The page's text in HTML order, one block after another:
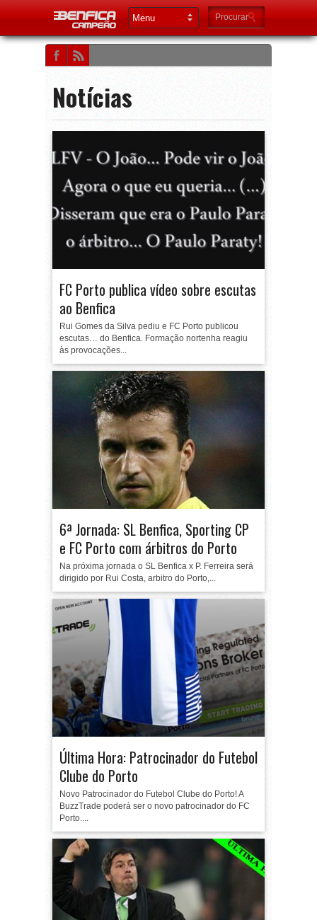
Notícias
FC Porto publica vídeo sobre escutas
ao Benfica
Rui Gomes da Silva pediu e FC Porto publicou
escutas… do Benfica. Formação nortenha reagiu
às provocações...
6ª Jornada: SL Benfica, Sporting CP
e FC Porto com árbitros do Porto
Na próxima jornada o SL Benfica x P. Ferreira será
dirigido por Rui Costa, arbitro do Porto,...
Última Hora: Patrocinador do Futebol
Clube do Porto
Novo Patrocinador do Futebol Clube do Porto! A
BuzzTrade poderá ser o novo patrocinador do FC
Porto....